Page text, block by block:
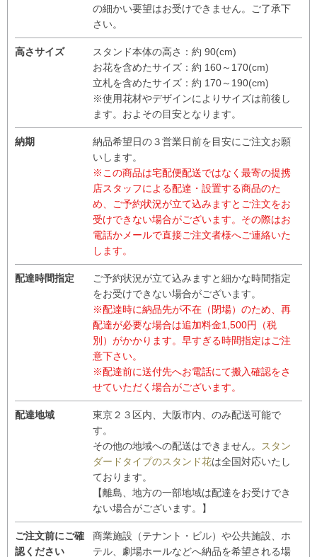
の細かい要望はお受けできません。ご了承下
さい。
高さサイズ
スタンド本体の高さ：約 90(cm)
お花を含めたサイズ：約 160～170(cm)
立札を含めたサイズ：約 170～190(cm)
※使用花材やデザインによりサイズは前後し
ます。およその目安となります。
納期
納品希望日の３営業日前を目安にご注文お願
いします。
※この商品は宅配便配送ではなく最寄の提携
店スタッフによる配達・設置する商品のた
め、ご予約状況が立て込みますとご注文をお
受けできない場合がございます。その際はお
電話かメールで直接ご注文者様へご連絡いた
します。
配達時間指定
ご予約状況が立て込みますと細かな時間指定
をお受けできない場合がございます。
※配達時に納品先が不在（閉場）のため、再
配達が必要な場合は追加料金1,500円（税
別）がかかります。早すぎる時間指定はご注
意下さい。
※配達前に送付先へお電話にて搬入確認をさ
せていただく場合がございます。
配達地域
東京２３区内、大阪市内、のみ配送可能で
す。
その他の地域への配送はできません。
スタン
ダードタイプのスタンド花は全国対応いたし
ております。
【離島、地方の一部地域は配達をお受けでき
ない場合がございます。】
ご注文前にご確
認ください
商業施設（テナント・ビル）や公共施設、ホ
テル、劇場ホールなどへ納品を希望される場